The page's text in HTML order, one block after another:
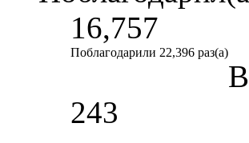
16,757
Поблагодарили 22,396 раз(а)
243